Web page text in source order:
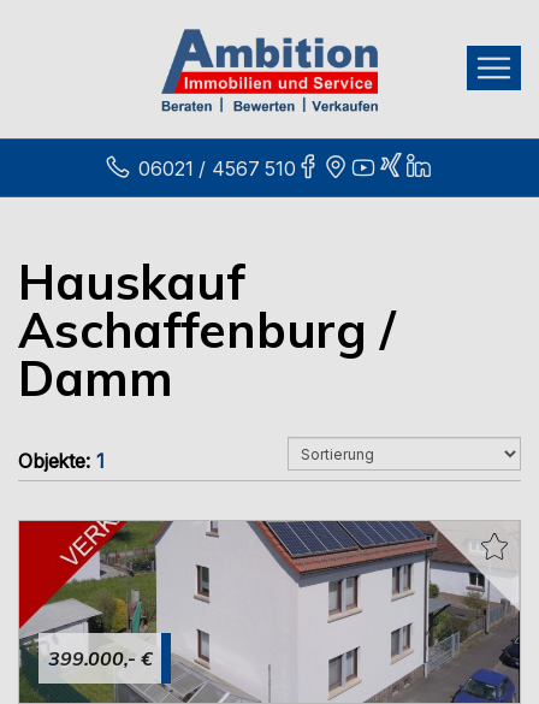
06021 / 4567 510
Hauskauf
Aschaffenburg /
Damm
Objekte: 1
399.000,- €